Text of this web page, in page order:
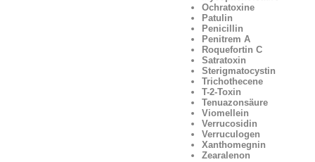
Ochratoxine
Patulin
Penicillin
Penitrem A
Roquefortin C
Satratoxin
Sterigmatocystin
Trichothecene
T-2-Toxin
Tenuazonsäure
Viomellein
Verrucosidin
Verruculogen
Xanthomegnin
Zearalenon